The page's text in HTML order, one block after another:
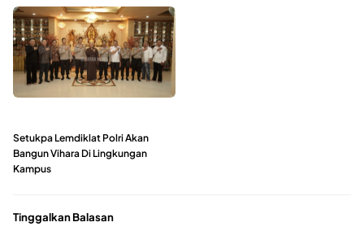
Setukpa Lemdiklat Polri Akan
Bangun Vihara Di Lingkungan
Kampus
Tinggalkan Balasan